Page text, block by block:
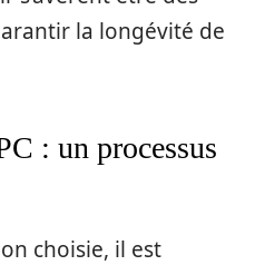
la longévité de
: un processus
choisie, il est